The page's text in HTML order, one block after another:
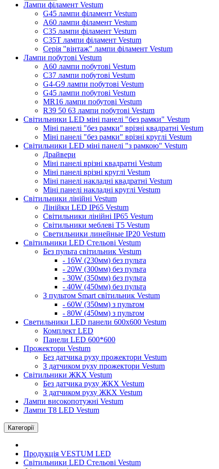
Лампи філамент Vestum
G45 лампи філамент Vestum
А60 лампи філамент Vestum
С35 лампи філамент Vestum
С35T лампи філамент Vestum
Серія "вінтаж" лампи філамент Vestum
Лампи побутові Vestum
A60 лампи побутові Vestum
C37 лампи побутові Vestum
G4-G9 лампи побутові Vestum
G45 лампи побутові Vestum
MR16 лампи побутові Vestum
R39 50 63 лампи побутові Vestum
Світильники LED міні панелі "без рамки" Vestum
Міні панелі "без рамки" врізні квадратні Vestum
Міні панелі "без рамки" врізні круглі Vestum
Світильники LED міні панелі "з рамкою" Vestum
Драйвери
Міні панелі врізні квадратні Vestum
Міні панелі врізні круглі Vestum
Міні панелі накладні квадратні Vestum
Міні панелі накладні круглі Vestum
Світильники лінійні Vestum
Лінійки LED IP65 Vestum
Світильники лінійні IP65 Vestum
Світильники меблеві Т5 Vestum
Светильники линейные IP20 Vestum
Світильники LED Стельові Vestum
Без пульта світильник Vestum
- 16W (230мм) без пульта
- 20W (300мм) без пульта
- 30W (350мм) без пульта
- 40W (450мм) без пульта
З пультом Smart світильник Vestum
- 60W (350мм) з пультом
- 80W (450мм) з пультом
Светильники LED панели 600х600 Vestum
Комплект LED
Панели LED 600*600
Прожектори Vestum
Без датчика руху прожектори Vestum
З датчиком руху прожектори Vestum
Світильники ЖКХ Vestum
Без датчика руху ЖКХ Vestum
З датчиком руху ЖКХ Vestum
Лампи високопотужні Vestum
Лампи Т8 LED Vestum
Категорії
Продукція VESTUM LED
Світильники LED Стельові Vestum